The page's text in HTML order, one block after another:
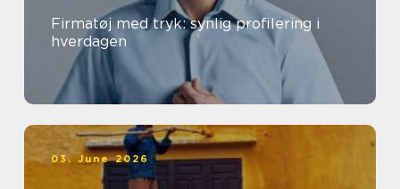
Firmatøj med tryk: synlig profilering i
hverdagen
03. June 2026